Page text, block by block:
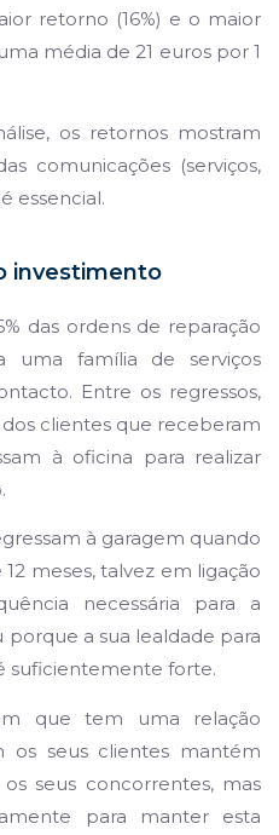
retorno (16%) e o maior
média de 21 euros por 1
os retornos mostram
comunicações (serviços,
é essencial.
investimento
das ordens de reparação
uma família de serviços
Entre os regressos,
clientes que receberam
à oficina para realizar
à garagem quando
meses, talvez em ligação
necessária para a
a sua lealdade para
suficientemente forte.
que tem uma relação
os seus clientes mantém
seus concorrentes, mas
para manter esta